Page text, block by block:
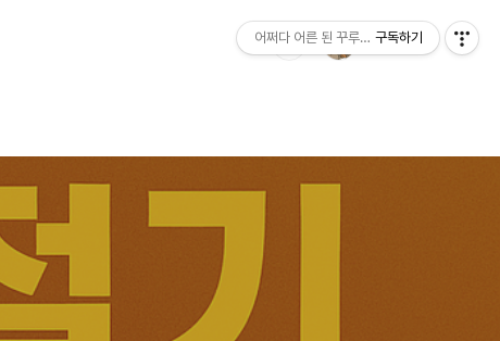
어쩌다 어른 된 꾸루주니의 블로그
구독하기